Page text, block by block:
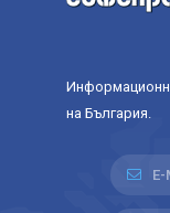
на България.
E-